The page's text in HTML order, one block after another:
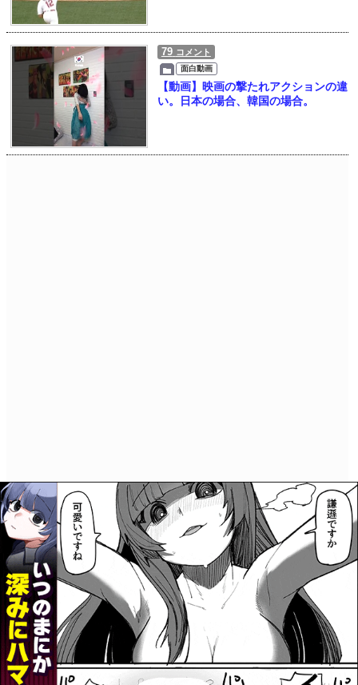
79 コメント
面白動画
【動画】映画の撃たれアクションの違
い。日本の場合、韓国の場合。